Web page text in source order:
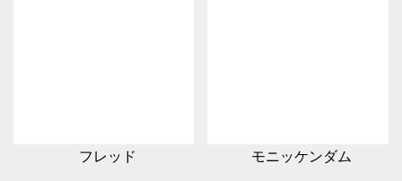
フレッド モニッケンダム